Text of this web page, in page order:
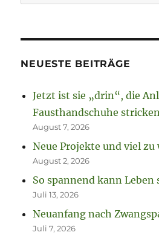
nach:
NEUESTE BEITRÄGE
Jetzt ist sie „drin“, die
Fausthandschuhe
August 7, 2026
Neue Projekte und viel zu
August 2, 2026
So spannend kann Leben
Juli 13, 2026
Neuanfang nach
Juli 7, 2026